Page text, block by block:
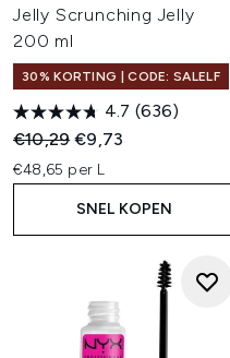
Jelly Scrunching Jelly
200 ml
30% KORTING | CODE: SALELF
4.7 (636)
Recommended Retail Price:
€10,29Huidige prijs:
€9,73
€48,65 per L
SNEL KOPEN